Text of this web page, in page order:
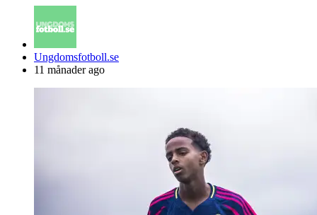
Posted
by
Ungdomsfotboll.se
11 månader ago